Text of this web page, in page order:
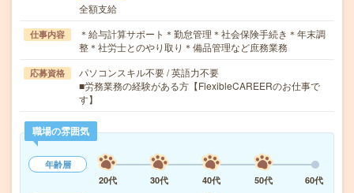
全額支給
仕事内容
＊給与計算サポート＊勤怠管理＊社会保険手続き＊年末調
整＊社労士とのやり取り＊備品管理など庶務業務
応募資格
パソコンスキル不要 / 英語力不要
■労務業務の経験がある方【FlexibleCAREERのお仕事で
す】
職場の雰囲気
年齢層
20代
30代 40代 50代
60代